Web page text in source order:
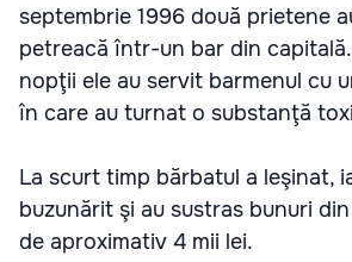
septembrie 1996 două prietene
petreacă într-un bar din
nopţii ele au servit barmenul cu
în care au turnat o substanţă
La scurt timp bărbatul a leşinat,
buzunărit şi au sustras bunuri
de aproximativ 4 mii lei.